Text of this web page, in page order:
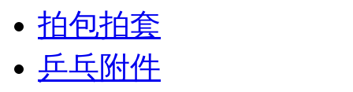
拍包拍套
乒乓附件